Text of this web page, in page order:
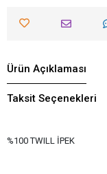
Ürün Açıklaması
Taksit Seçenekleri
%100 TWILL İPEK